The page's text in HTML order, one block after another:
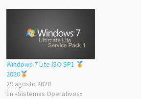
Windows 7 Lite ISO SP1
2020
29 agosto 2020
En «Sistemas Operativos»